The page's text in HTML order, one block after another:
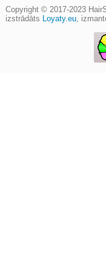
Copyright © 2017-2023
izstrādāts Loyaty.eu,